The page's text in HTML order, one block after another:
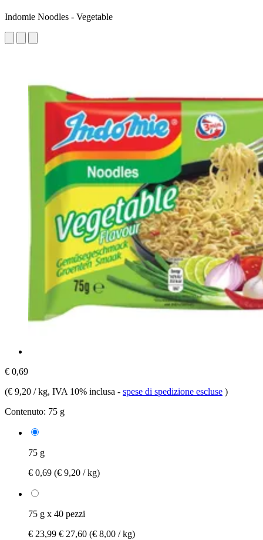
Indomie Noodles - Vegetable
€ 0,69
(€ 9,20 / kg, IVA 10% inclusa - spese di spedizione escluse )
Contenuto: 75 g
75 g
€ 0,69 (€ 9,20 / kg)
75 g x 40 pezzi
€ 23,99 € 27,60 (€ 8,00 / kg)